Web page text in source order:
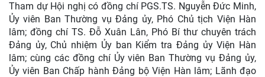
Tham dự Hội nghị có đồng chí PGS.TS. Nguyễn Đức Minh,
Ủy viên Ban Thường vụ Đảng ủy, Phó Chủ tịch Viện Hàn
lâm; đồng chí TS. Đỗ Xuân Lân, Phó Bí thư chuyên trách
Đảng ủy, Chủ nhiệm Ủy ban Kiểm tra Đảng ủy Viện Hàn
lâm; cùng các đồng chí Ủy viên Ban Thường vụ Đảng ủy,
Ủy viên Ban Chấp hành Đảng bộ Viện Hàn lâm; Lãnh đạo